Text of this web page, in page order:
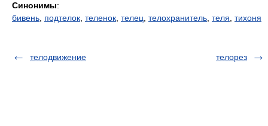
Синонимы:
бивень подтелок теленок телец телохранитель теля тихоня
телодвижение телорез